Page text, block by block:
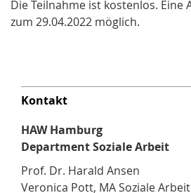
Die Teilnahme ist kostenlos. Eine
zum 29.04.2022 möglich.
Kontakt
HAW Hamburg
Department Soziale Arbeit
Prof. Dr. Harald Ansen
Veronica Pott, MA Soziale Arbeit